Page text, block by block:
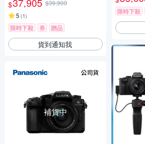
$37,905 $39,900
5 (1)
限時下殺 券 贈品
貨到通知我
補貨中
限時下殺